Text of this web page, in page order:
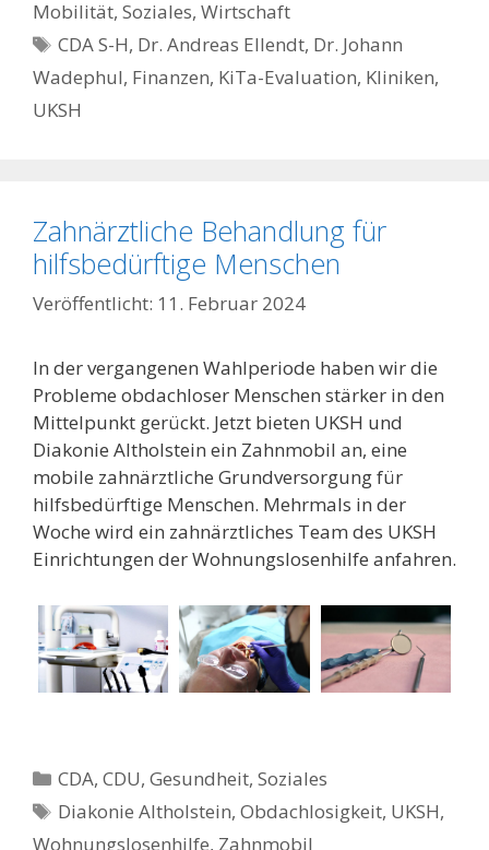
Mobilität, Soziales, Wirtschaft
Schlagwörter
CDA S-H, Dr. Andreas Ellendt, Dr. Johann
Wadephul, Finanzen, KiTa-Evaluation, Kliniken,
UKSH
Zahnärztliche Behandlung für
hilfsbedürftige Menschen
11. Februar 2024
In der vergangenen Wahlperiode haben wir die
Probleme obdachloser Menschen stärker in den
Mittelpunkt gerückt. Jetzt bieten UKSH und
Diakonie Altholstein ein Zahnmobil an, eine
mobile zahnärztliche Grundversorgung für
hilfsbedürftige Menschen. Mehrmals in der
Woche wird ein zahnärztliches Team des UKSH
Einrichtungen der Wohnungslosenhilfe anfahren.
Kategorien
CDA,CDU,Gesundheit,Soziales
Schlagwörter
Diakonie Altholstein,Obdachlosigkeit, UKSH,
Wohnungslosenhilfe, Zahnmobil